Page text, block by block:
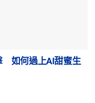
如何過上AI甜蜜生